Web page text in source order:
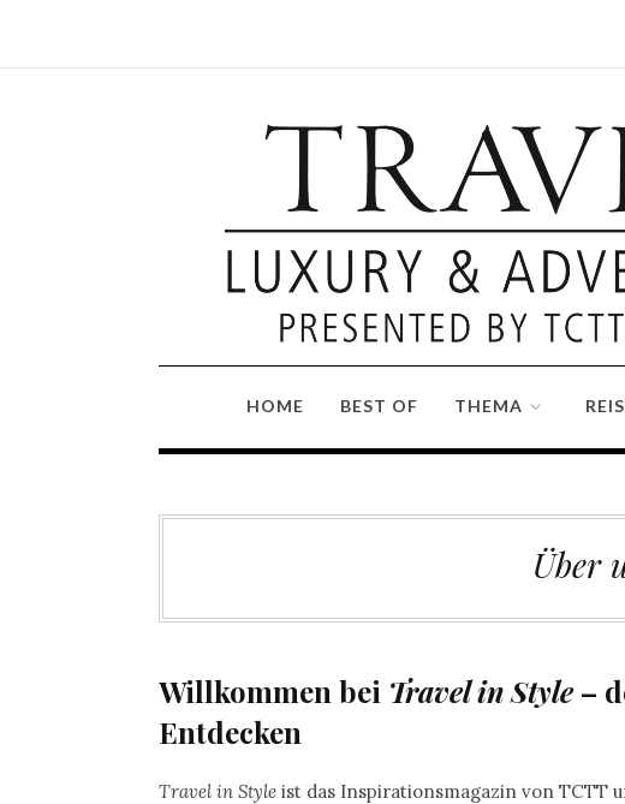
HOME BEST OF THEMA
Über
Willkommen bei Travel in Style–
Entdecken
Travel in Style ist das Inspirationsmagazin von TCTT